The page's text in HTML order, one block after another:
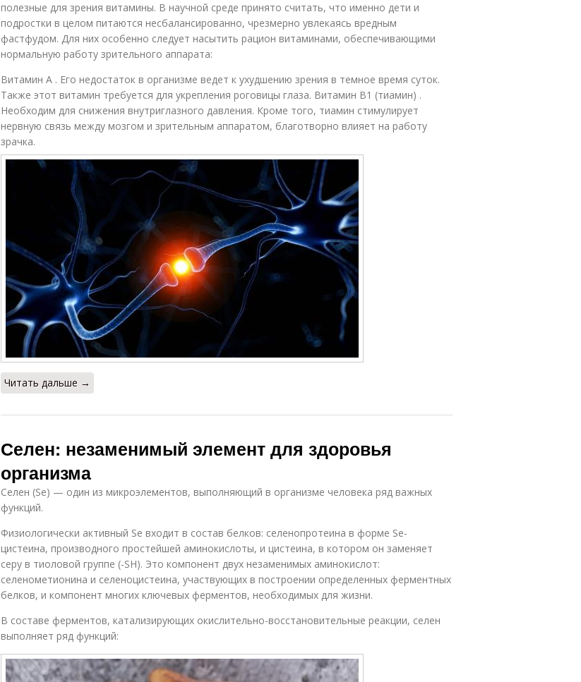
полезные для зрения витамины. В научной среде принято считать, что именно дети и
подростки в целом питаются несбалансированно, чрезмерно увлекаясь вредным
фастфудом. Для них особенно следует насытить рацион витаминами, обеспечивающими
нормальную работу зрительного аппарата:
Витамин А . Его недостаток в организме ведет к ухудшению зрения в темное время суток.
Также этот витамин требуется для укрепления роговицы глаза. Витамин B1 (тиамин) .
Необходим для снижения внутриглазного давления. Кроме того, тиамин стимулирует
нервную связь между мозгом и зрительным аппаратом, благотворно влияет на работу
зрачка.
Читать дальше →
Селен: незаменимый элемент для здоровья
организма
Селен (Se) — один из микроэлементов, выполняющий в организме человека ряд важных
функций.
Физиологически активный Se входит в состав белков: селенопротеина в форме Se-
цистеина, производного простейшей аминокислоты, и цистеина, в котором он заменяет
серу в тиоловой группе (-SH). Это компонент двух незаменимых аминокислот:
селенометионина и селеноцистеина, участвующих в построении определенных ферментных
белков, и компонент многих ключевых ферментов, необходимых для жизни.
В составе ферментов, катализирующих окислительно-восстановительные реакции, селен
выполняет ряд функций: